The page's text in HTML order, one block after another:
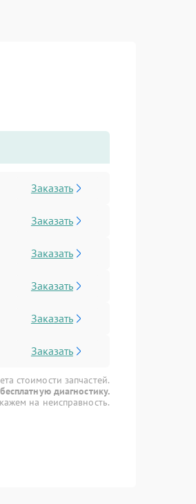
Заказать
Заказать
Заказать
Заказать
Заказать
Заказать
стоимости запчастей.
диагностику.
на неисправность.